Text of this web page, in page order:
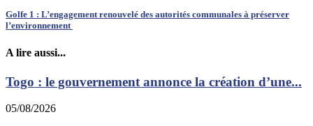
Golfe 1 : L’engagement renouvelé des autorités communales à préserver
l’environnement
A lire aussi...
Togo : le gouvernement annonce la création d’une...
05/08/2026